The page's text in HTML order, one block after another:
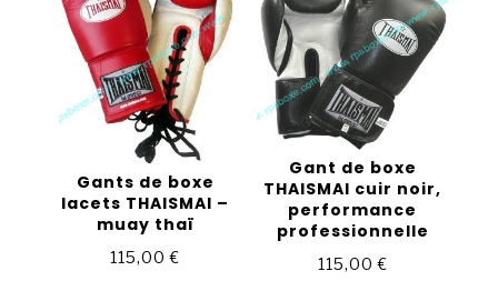
Gants de boxe
lacets THAISMAI –
muay thaï
115,00€
Gant de boxe
THAISMAI cuir noir,
performance
professionnelle
115,00€